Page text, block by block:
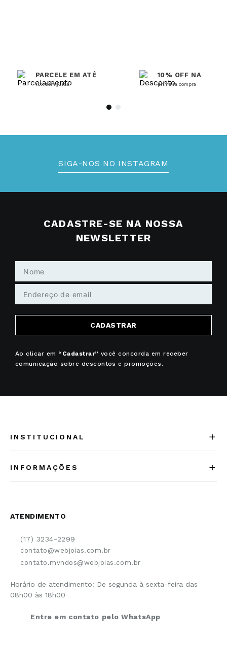
PARCELE EM ATÉ
10x sem juros
10% OFF NA
primeira compra
SIGA-NOS NO INSTAGRAM
CADASTRE-SE NA NOSSA
NEWSLETTER
CADASTRAR
Ao clicar em “Cadastrar” você concorda em receber
comunicação sobre descontos e promoções.
INSTITUCIONAL +
Conheça a linha MVNDOS
INFORMAÇÕES +
Cancelamento de Compra
Certificado de Garantia
Forma de Pagamento
ATENDIMENTO
(17) 3234-2299
contato@webjoias.com.br
contato.mvndos@webjoias.com.br
Horário de atendimento: De segunda à sexta-feira das
08h00 às 18h00
Entre em contato pelo WhatsApp